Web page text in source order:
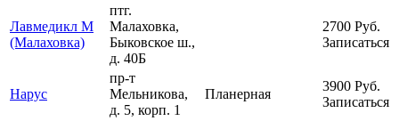
Лавмедикл М
(Малаховка)
птг.
Малаховка,
Быковское ш.,
д. 40Б
2700 Руб.
Записаться
Нарус
пр-т
Мельникова,
д. 5, корп. 1
Планерная
3900 Руб.
Записаться